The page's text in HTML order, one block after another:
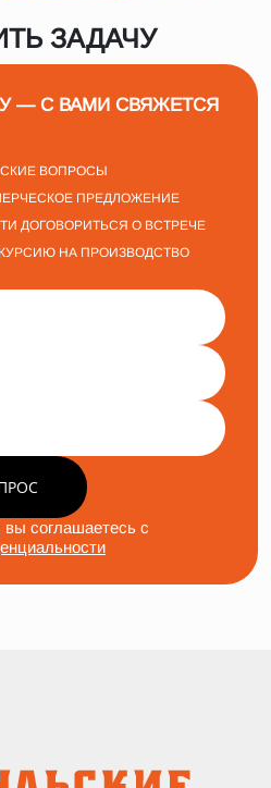
ЗАДАЧУ
— С ВАМИ СВЯЖЕТСЯ
ВОПРОСЫ
ПРЕДЛОЖЕНИЕ
ДОГОВОРИТЬСЯ О ВСТРЕЧЕ
НА ПРОИЗВОДСТВО
соглашаетесь с